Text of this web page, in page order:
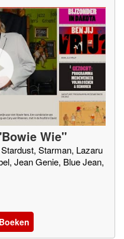
Wie"
Starman, Lazaru
Jean Genie, Blue Jean,